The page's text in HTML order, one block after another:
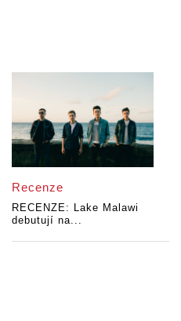
Recenze
RECENZE: Lake Malawi
debutují na...